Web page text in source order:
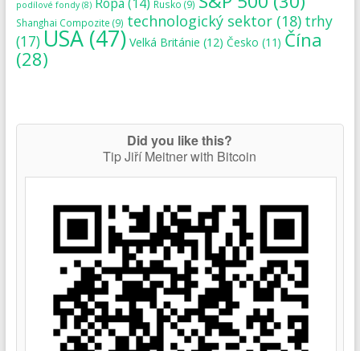
podílové fondy(8) Rusko (9)
Shanghai Compozite (9) technologický sektor(18) trhy
(17)USA(47) Velká Británie (12) Česko (11) Čína
(28)
Did you like this?
Tip Jiří Meitner with Bitcoin